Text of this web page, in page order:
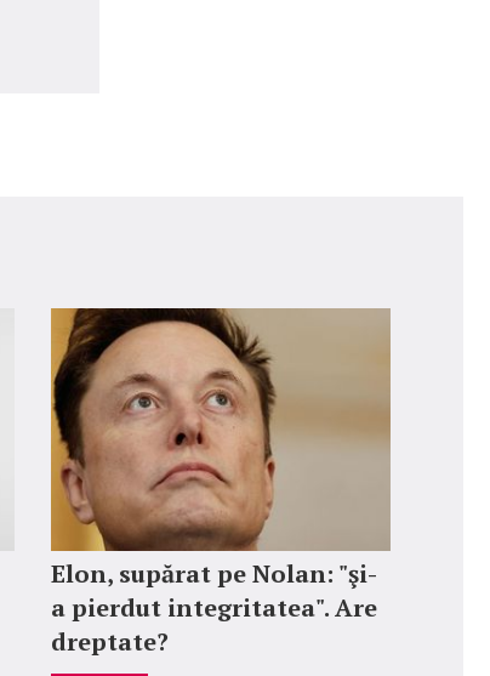
Elon, supărat pe Nolan: "şi-
a pierdut integritatea". Are
dreptate?